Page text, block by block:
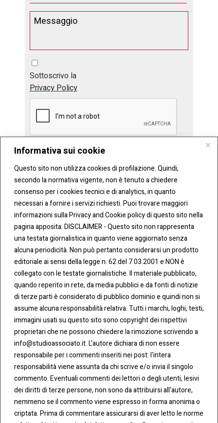
Informativa sui cookie
Questo sito non utilizza cookies di profilazione. Quindi,
secondo la normativa vigente, non è tenuto a chiedere
consenso per i cookies tecnici e di analytics, in quanto
necessari a fornire i servizi richiesti. Puoi trovare maggiori
informazioni sulla Privacy and Cookie policy di questo sito nella
pagina apposita: DISCLAIMER - Questo sito non rappresenta
una testata giornalistica in quanto viene aggiornato senza
alcuna periodicità. Non può pertanto considerarsi un prodotto
editoriale ai sensi della legge n. 62 del 7.03.2001 e NON è
collegato con le testate giornalistiche. Il materiale pubblicato,
quando reperito in rete, da media pubblici e da fonti di notizie
di terze parti è considerato di pubblico dominio e quindi non si
assume alcuna responsabilità relativa. Tutti i marchi, loghi, testi,
immagini usati su questo sito sono copyright dei rispettivi
proprietari che ne possono chiedere la rimozione scrivendo a
info@studioassociato.it. L'autore dichiara di non essere
responsabile per i commenti inseriti nei post: l'intera
responsabilità viene assunta da chi scrive e/o invia il singolo
commento. Eventuali commenti dei lettori o degli utenti, lesivi
dei diritti di terze persone, non sono da attribuirsi all'autore,
nemmeno se il commento viene espresso in forma anonima o
criptata. Prima di commentare assicurarsi di aver letto le norme
Sottoscrivo la
Privacy Policy
CONT
ATTI
Tel:
0283438.482
Fax:
0283438.483
mail:
info@studioassociato.it
Via
Vittor
Pisani,
13 -
20124
COO
KIE &
PRIV
ACY
Cookie
Policy
Privacy
Policy